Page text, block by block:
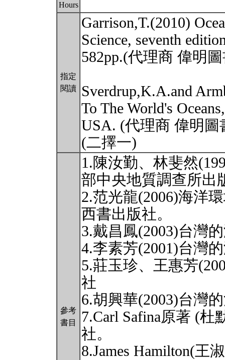
Hours
指定
閱讀
Garrison,T.(2010)
Science, seventh
582pp.(代理商 偉明
Sverdrup,K.A.and
To The World's
USA. (代理商 偉明圖
(二擇一)
參考
書目
1.陳汝勤、林斐然
部中央地質調查所出
2.范光龍(2006)海洋
西書出版社。
3.戴昌鳳(2003)台灣
4.李素芳(2001)台灣
5.莊玉珍、王惠芳
社
6.胡興華(2003)台灣
7.Carl Safina原著 (
社。
8.James Hamilton(王